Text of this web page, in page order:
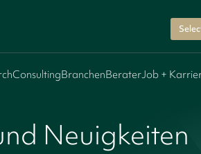
ConsultingBranchenBeraterJob +
Neuigkeiten